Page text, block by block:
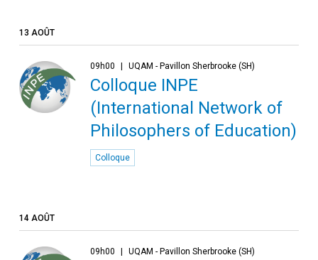
13 AOÛT
09h00 UQAM - Pavillon Sherbrooke (SH)
Colloque INPE
(International Network of
Philosophers of Education)
Colloque
14 AOÛT
09h00 UQAM - Pavillon Sherbrooke (SH)